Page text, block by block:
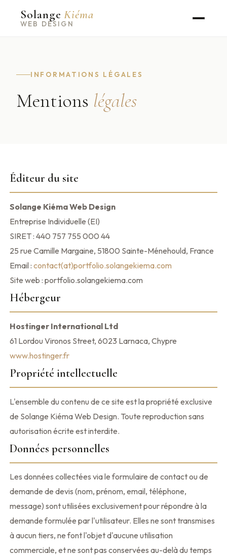
SolangeKiéma
WEB DESIGN
INFORMATIONS LÉGALES
Mentions légales
Éditeur du site
Solange Kiéma Web Design
Entreprise Individuelle (EI)
SIRET : 440 757 755 000 44
25 rue Camille Margaine, 51800 Sainte-Ménehould, France
Email :contact(at)portfolio.solangekiema.com
Site web : portfolio.solangekiema.com
Hébergeur
Hostinger International Ltd
61 Lordou Vironos Street, 6023 Larnaca, Chypre
www.hostinger.fr
Propriété intellectuelle
L'ensemble du contenu de ce site est la propriété exclusive
de Solange Kiéma Web Design. Toute reproduction sans
autorisation écrite est interdite.
Données personnelles
Les données collectées via le formulaire de contact ou de
demande de devis (nom, prénom, email, téléphone,
message) sont utilisées exclusivement pour répondre à la
demande formulée par l'utilisateur. Elles ne sont transmises
à aucun tiers, ne font l'objet d'aucune utilisation
commerciale, et ne sont pas conservées au-delà du temps